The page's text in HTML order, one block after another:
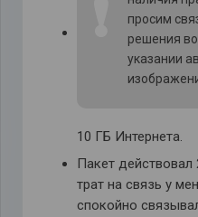
просим
решения
указании
10 ГБ Интернета.
Пакет действовал
трат на связь у
спокойно